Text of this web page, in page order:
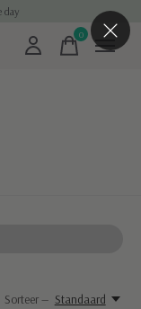
day
0items
Sorteer — Standaard